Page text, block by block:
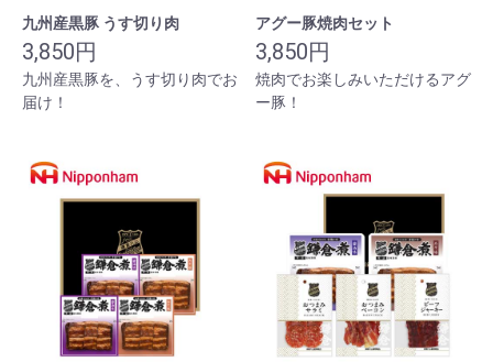
九州産黒豚 うす切り肉
3,850円
九州産黒豚を、うす切り肉でお
届け！
アグー豚焼肉セット
3,850円
焼肉でお楽しみいただけるアグ
ー豚！